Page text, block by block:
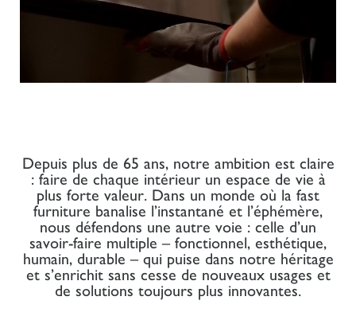
Depuis plus de 65 ans, notre ambition est claire
: faire de chaque intérieur un espace de vie à
plus forte valeur. Dans un monde où la fast
furniture banalise l’instantané et l’éphémère,
nous défendons une autre voie : celle d’un
savoir-faire multiple – fonctionnel, esthétique,
humain, durable – qui puise dans notre héritage
et s’enrichit sans cesse de nouveaux usages et
de solutions toujours plus innovantes.